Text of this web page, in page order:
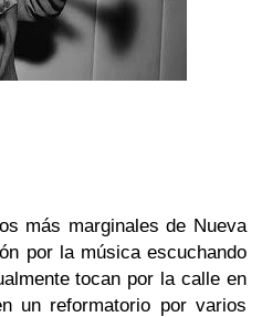
más marginales de Nueva
por la música escuchando
tocan por la calle en
un reformatorio por varios